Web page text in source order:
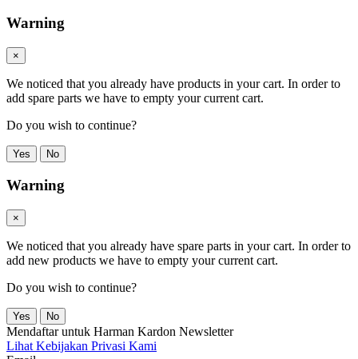
Warning
×
We noticed that you already have products in your cart. In order to
add spare parts we have to empty your current cart.
Do you wish to continue?
Yes No
Warning
×
We noticed that you already have spare parts in your cart. In order to
add new products we have to empty your current cart.
Do you wish to continue?
Yes No
Mendaftar untuk Harman Kardon Newsletter
Lihat Kebijakan Privasi Kami